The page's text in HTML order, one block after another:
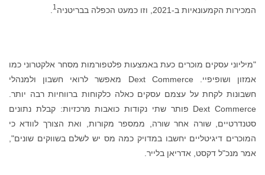
המכירות הקמעונאיות ב-2021, וזו כמעט הכפלה בבריטניה
1
.
"מיליוני עסקים מוכרים כעת באמצעות פלטפורמות מסחר אלקטרוני כמו
אמזון ושופיפיי. Dext Commerce מאפשר לרואי חשבון ולמנהלי
חשבונות לקחת על עצמם עסקים כאלה כלקוחות ברווחיות רבה יותר.
Dext Commerce פותר שתי נקודות כואבות מרכזיות: קבלת נתונים
סטנדרטיים, שורה אחר שורה, ממספר מקורות, ואת הצורך לוודא כי
המוכרים דיגיטליים יחשבו במדויק כמה מס יש לשלם בשווקים שונים",
אמר מנכ"ל דקסט, אדריאן בלייר.